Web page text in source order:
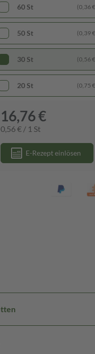
60 St (0,36
50 St (0,39
30 St (0,56
20 St (0,75
16,76 €
0,56 € / 1 St
E-Rezept einlösen